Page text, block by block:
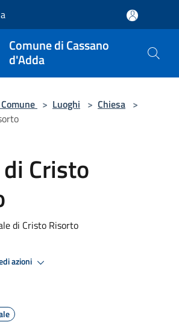
Comune di Cassano
d'Adda
> Luoghi > Chiesa >
Cristo
di Cristo Risorto
azioni